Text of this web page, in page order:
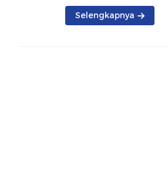
Produk Lokal
Selengkapnya